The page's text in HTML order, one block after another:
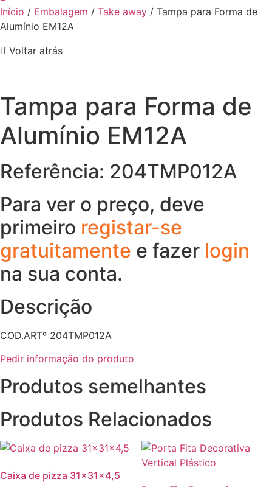
Início / Embalagem / Take away / Tampa para Forma de
Alumínio EM12A
Voltar atrás
Tampa para Forma de
Alumínio EM12A
Referência: 204TMP012A
Para ver o preço, deve
primeiro registar-se
gratuitamente e fazer login
na sua conta.
Descrição
COD.ARTº 204TMP012A
Pedir informação do produto
Produtos semelhantes
Produtos Relacionados
Caixa de pizza 31x31x4,5